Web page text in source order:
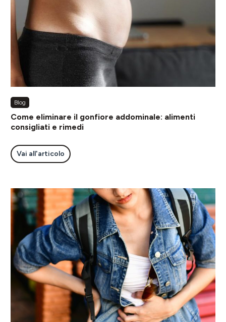
Blog
Come eliminare il gonfiore addominale: alimenti
consigliati e rimedi
Vai all'articolo